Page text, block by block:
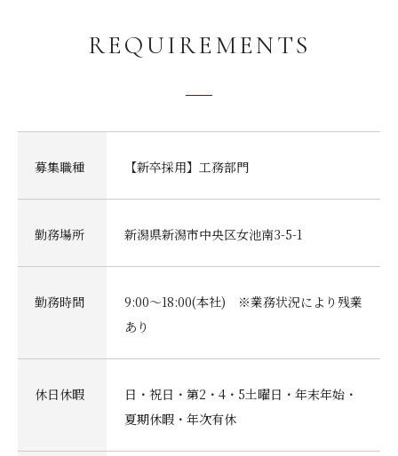
REQUIREMENTS
募集職種 【新卒採用】工務部門
勤務場所 新潟県新潟市中央区女池南3-5-1
勤務時間
9:00～18:00(本社) ※業務状況により残業
あり
休日休暇
日・祝日・第2・4・5土曜日・年末年始・
夏期休暇・年次有休